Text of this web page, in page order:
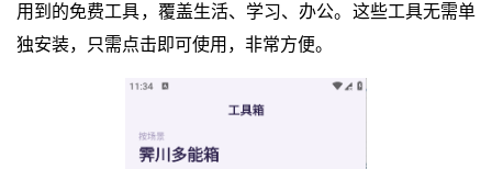
用到的免费工具，覆盖生活、学习、办公。这些工具无需单
独安装，只需点击即可使用，非常方便。